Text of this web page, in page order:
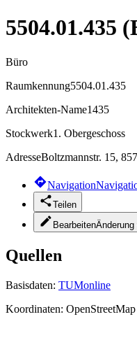
5504.01.435
Büro
Raumkennung5504.01.435
Architekten-Name1435
Stockwerk1. Obergeschoss
AdresseBoltzmannstr. 15,
Navigation
Teilen
Bearbeiten
Quellen
Basisdaten: TUMonline
Koordinaten: